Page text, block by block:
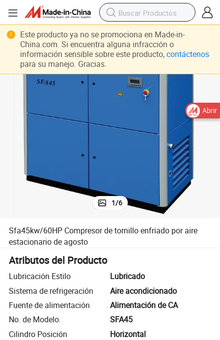
Sfa45kw/60HP Compresor de tornillo enfriado por aire estacionario de
1/6
Sfa45kw/60HP Compresor de tornillo enfriado por aire
estacionario de agosto
Atributos del Producto
Lubricación Estilo
Lubricado
Sistema de refrigeración
Aire acondicionado
Fuente de alimentación
Alimentación de CA
No. de Modelo.
SFA45
Cilindro Posición
Horizontal
Este producto ya no se promociona en Made-in-
China.com. Si encuentra alguna infracción o
información sensible sobre este producto,contáctenos
para su manejo. Gracias.
Abrir